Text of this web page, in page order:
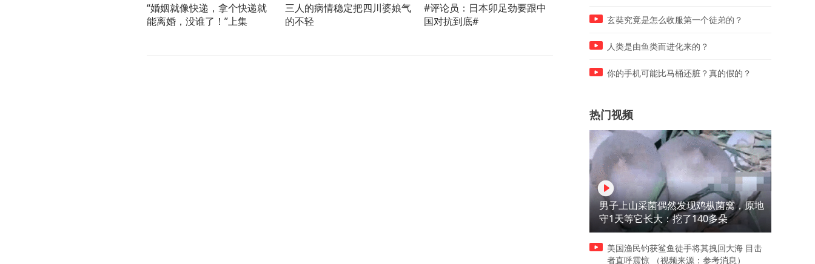
“婚姻就像快递，拿个快递就
能离婚，没谁了！”上集
三人的病情稳定把四川婆娘气
的不轻
#评论员：日本卯足劲要跟中
国对抗到底#
放走肇事者，这事儿咋整？
玄奘究竟是怎么收服第一个徒弟的？
人类是由鱼类而进化来的？
你的手机可能比马桶还脏？真的假的？
热门视频
男子上山采菌偶然发现鸡枞菌窝，原地
守1天等它长大：挖了140多朵
美国渔民钓获鲨鱼徒手将其拽回大海 目击
者直呼震惊 （视频来源：参考消息）